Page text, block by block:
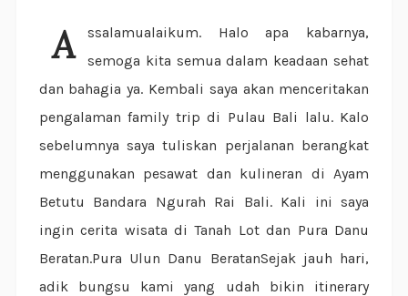
Assalamualaikum. Halo apa kabarnya,
semoga kita semua dalam keadaan sehat
dan bahagia ya. Kembali saya akan menceritakan
pengalaman family trip di Pulau Bali lalu. Kalo
sebelumnya saya tuliskan perjalanan berangkat
menggunakan pesawat dan kulineran di Ayam
Betutu Bandara Ngurah Rai Bali. Kali ini saya
ingin cerita wisata di Tanah Lot dan Pura Danu
Beratan.Pura Ulun Danu BeratanSejak jauh hari,
adik bungsu kami yang udah bikin itinerary